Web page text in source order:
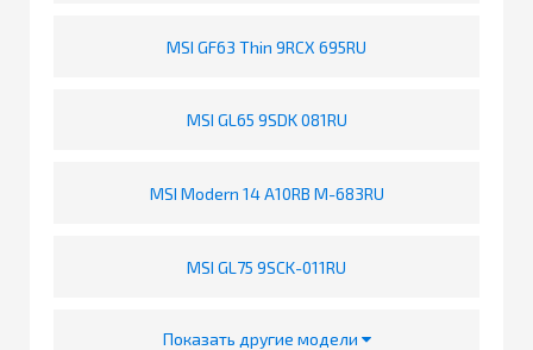
MSI GF63 Thin 9RCX 695RU
MSI GL65 9SDK 081RU
MSI Modern 14 A10RB M-683RU
MSI GL75 9SCK-011RU
Показать другие модели